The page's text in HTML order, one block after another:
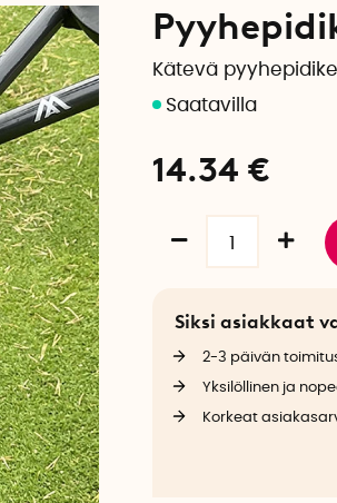
Kätevä
14.34 €
Siksi asiakkaat
2-3 päivän
Yksilöllinen ja
Korkeat